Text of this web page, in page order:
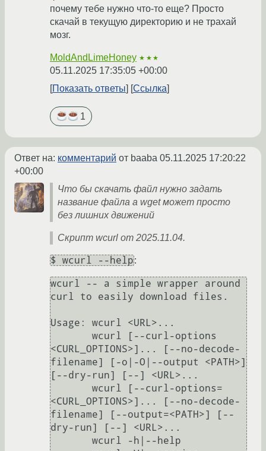
почему тебе нужно что-то еще? Просто
скачай в текущую директорию и не трахай
мозг.
MoldAndLimeHoney ★★★
05.11.2025 17:35:05 +00:00
Показать ответы
Ссылка
1
Ответ на: комментарий от baaba 05.11.2025 17:20:22
+00:00
Что бы скачать файл нужно задать
название файла а wget может просто
без лишних движений
Скрипт wcurl от 2025.11.04.
$ wcurl --help:
wcurl -- a simple wrapper around
curl to easily download files.
Usage: wcurl <URL>...
<CURL_OPTIONS>]... [--no-decode-
filename] [-o|-O|--output <PATH>]
[--dry-run] [--] <URL>...
<CURL_OPTIONS>]... [--no-decode-
filename] [--output=<PATH>] [--
dry-run] [--] <URL>...